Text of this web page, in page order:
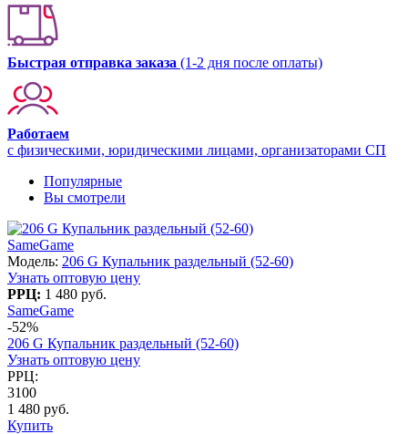
Быстрая отправка заказа (1-2 дня после оплаты)
Работаем
с физическими, юридическими лицами, организаторами СП
Популярные
Вы смотрели
SameGame
Модель: 206 G Купальник раздельный (52-60)
Узнать оптовую цену
РРЦ: 1 480 руб.
SameGame
-52%
206 G Купальник раздельный (52-60)
Узнать оптовую цену
РРЦ:
3100
1 480 руб.
Купить